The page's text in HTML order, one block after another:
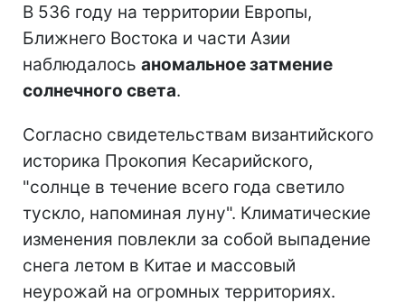
В 536 году на территории Европы,
Ближнего Востока и части Азии
наблюдалось аномальное затмение
солнечного света.
Согласно свидетельствам византийского
историка Прокопия Кесарийского,
"солнце в течение всего года светило
тускло, напоминая луну". Климатические
изменения повлекли за собой выпадение
снега летом в Китае и массовый
неурожай на огромных территориях.